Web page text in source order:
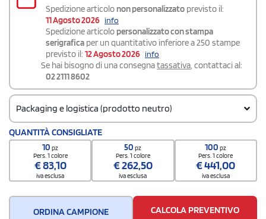
Spedizione articolo non personalizzato previsto il:
11 Agosto 2026 info
Spedizione articolo personalizzato con stampa
serigrafica per un quantitativo inferiore a 250 stampe
previsto il: 12 Agosto 2026 info
Se hai bisogno di una consegnatassativa, contattaci al:
02 2111 8602
Packaging e logistica (prodotto neutro)
Codice doganale
4202 1291
Quantità per scatola
QUANTITÀ CONSIGLIATE
10pz
Pers. 1 colore
€83,10
iva esclusa
50pz
Pers. 1 colore
€262,50
iva esclusa
100pz
Pers. 1 colore
€441,00
iva esclusa
ORDINA CAMPIONE
CALCOLA PREVENTIVO